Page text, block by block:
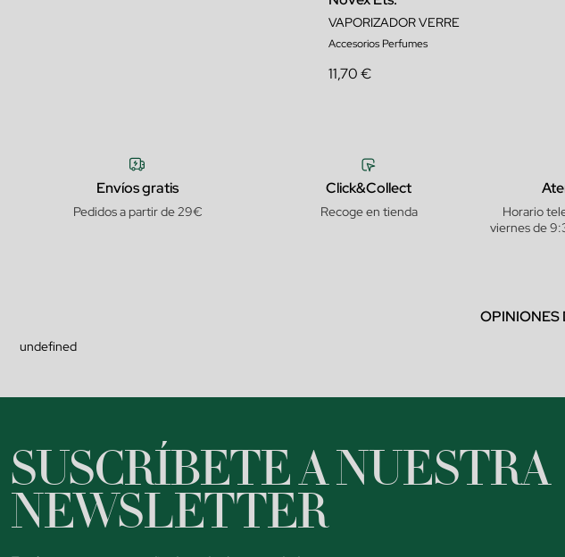
VAPORIZADOR VERRE
Accesorios Perfumes
11,70 €
Envíos gratis
Pedidos a partir de 29€
Click&Collect
Recoge en tienda
Horario
viernes de
OPINIONES
undefined
SUSCRÍBETE A NUESTRA
NEWSLETTER